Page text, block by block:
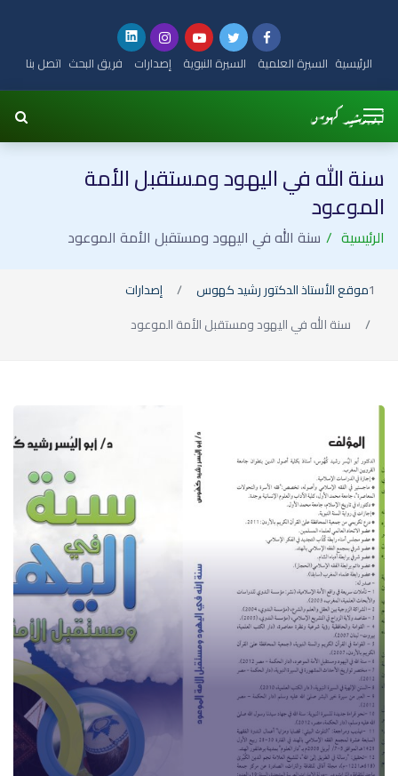
الرئيسية السيرة العلمية السيرة النبوية إصدارات فريق البحث اتصل بنا
سنة الله في اليهود ومستقبل الأمة
الموعود
الرئيسية سنة الله في اليهود ومستقبل الأمة الموعود
موقع الأستاذ الدكتور رشيد كهوس
إصدارات
سنة الله في اليهود ومستقبل الأمة الموعود